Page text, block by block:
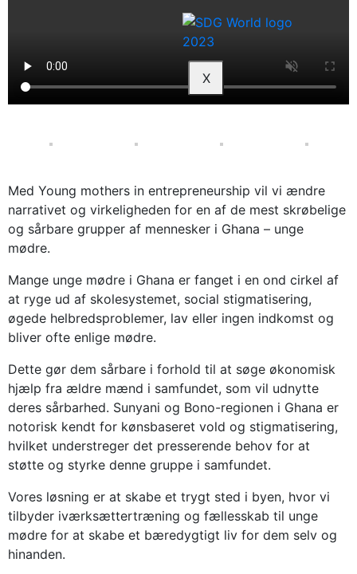
X
Med Young mothers in entrepreneurship vil vi ændre
narrativet og virkeligheden for en af ​​de mest skrøbelige
og sårbare grupper af mennesker i Ghana – unge
mødre.
Mange unge mødre i Ghana er fanget i en ond cirkel af
at ryge ud af skolesystemet, social stigmatisering,
øgede helbredsproblemer, lav eller ingen indkomst og
bliver ofte enlige mødre.
Dette gør dem sårbare i forhold til at søge økonomisk
hjælp fra ældre mænd i samfundet, som vil udnytte
deres sårbarhed. Sunyani og Bono-regionen i Ghana er
notorisk kendt for kønsbaseret vold og stigmatisering,
hvilket understreger det presserende behov for at
støtte og styrke denne gruppe i samfundet.
Vores løsning er at skabe et trygt sted i byen, hvor vi
tilbyder iværksættertræning og fællesskab til unge
mødre for at skabe et bæredygtigt liv for dem selv og
hinanden.